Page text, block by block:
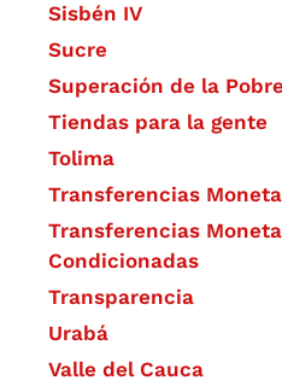
Sisbén IV
Sucre
Superación de la
Tiendas para la gente
Tolima
Transferencias
Transferencias
Condicionadas
Transparencia
Urabá
Valle del Cauca